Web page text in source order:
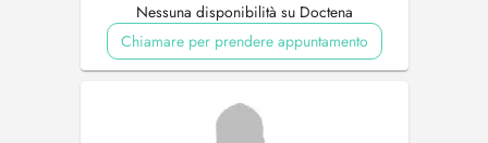
Nessuna disponibilità su Doctena
Chiamare per prendere appuntamento